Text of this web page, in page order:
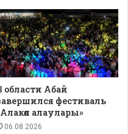
области Абай
фестиваль
алаулары»
06.08.2026